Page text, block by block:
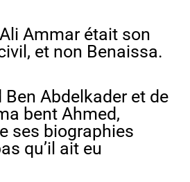
Ammar était son
et non Benaissa.
Ben Abdelkader et de
bent Ahmed,
ses biographies
qu’il ait eu